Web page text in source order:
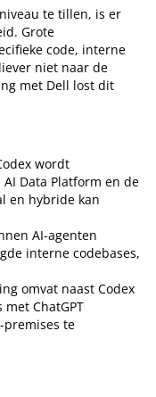
te tillen, is er
Grote
code, interne
niet naar de
met Dell lost dit
wordt
Data Platform en de
en hybride kan
AI-agenten
interne codebases,
omvat naast Codex
ChatGPT
premises te